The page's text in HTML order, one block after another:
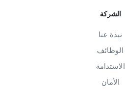
الشركة
نبذة عنا
الوظائف
الاستدامة
الأمان